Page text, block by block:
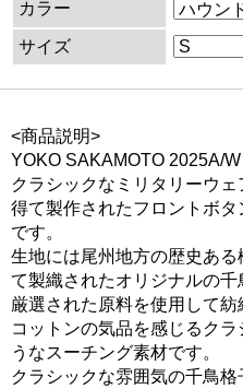
カラー
サイズ
<商品説明>
YOKO SAKAMOTO 2025A/W
クラシックなミリタリーウ
得て製作されたフロントボ
です。
生地には尾州地方の歴史あ
て製織されたオリジナルの千
厳選された原料を使用して
コットンの気品を感じるク
うなスーチング素材です。
クラシックな雰囲気の千鳥